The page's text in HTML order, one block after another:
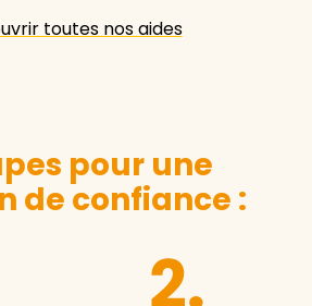
toutes nos aides
pour une
de confiance :